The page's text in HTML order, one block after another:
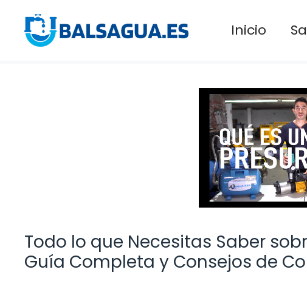
contenido
Inicio
Todo lo que Necesitas Saber
Guía Completa y Consejos de